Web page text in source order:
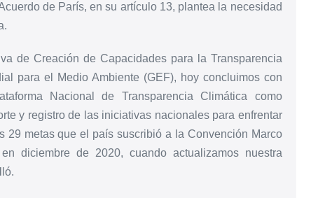
de París, en su artículo 13, plantea la necesidad
de Creación de Capacidades para la Transparencia
para el Medio Ambiente (GEF), hoy concluimos con
Nacional de Transparencia Climática como
y registro de las iniciativas nacionales para enfrentar
29 metas que el país suscribió a la Convención Marco
diciembre de 2020, cuando actualizamos nuestra